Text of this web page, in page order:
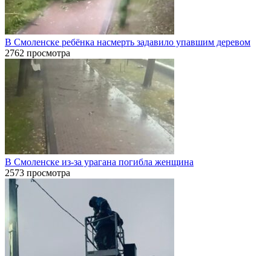
В Смоленске ребёнка насмерть задавило упавшим деревом
2762 просмотра
В Смоленске из-за урагана погибла женщина
2573 просмотра